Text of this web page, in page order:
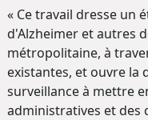
« Ce travail dresse un
d'Alzheimer et autres
métropolitaine, à
existantes, et ouvre la
surveillance à mettre
administratives et des